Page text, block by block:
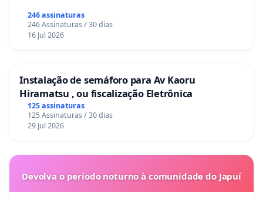
246 assinaturas
246 Assinaturas / 30 dias
16 Jul 2026
Instalação de semáforo para Av Kaoru
Hiramatsu , ou fiscalização Eletrônica
125 assinaturas
125 Assinaturas / 30 dias
29 Jul 2026
Devolva o período noturno à comunidade do Japuí